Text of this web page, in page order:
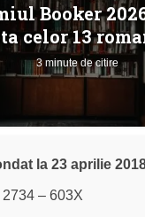
Booker
celor 13
3 minute de citire
la 23 aprilie
2734 – 603X